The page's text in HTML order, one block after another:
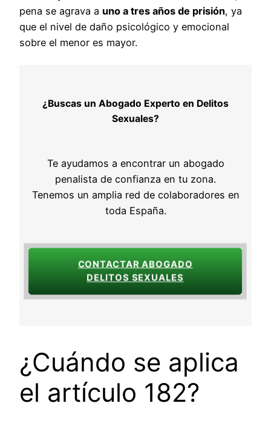
pena se agrava a uno a tres años de prisión, ya
que el nivel de daño psicológico y emocional
sobre el menor es mayor.
¿Buscas un Abogado Experto en Delitos
Sexuales?
Te ayudamos a encontrar un abogado
penalista de confianza en tu zona.
Tenemos un amplia red de colaboradores en
toda España.
CONTACTAR ABOGADO
DELITOS SEXUALES
¿Cuándo se aplica
el artículo 182?